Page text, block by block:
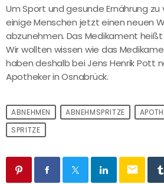
Um Sport und gesunde Ernährung
einige Menschen jetzt einen neuen
abzunehmen. Das Medikament
Wir wollten wissen wie das
haben deshalb bei Jens Henrik Pott
Apotheker in Osnabrück.
ABNEHMEN ABNEHMSPRITZE
SPRITZE
email